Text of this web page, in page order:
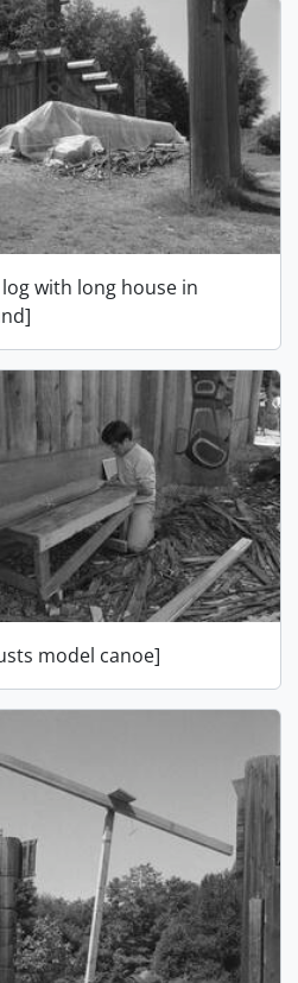
with long house in
model canoe]